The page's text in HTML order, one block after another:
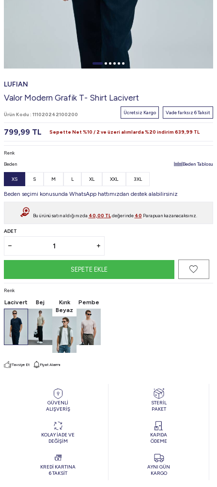
LUFIAN
Valor Modern Grafik T- Shirt Lacivert
Ürün Kodu : 111020242100200 Ücretsiz Kargo Vade farksız 6 Taksit
799,99 TL Sepette Net %10 / 2 ve üzeri alımlarda %20 indirim 639,99 TL
Renk
Beden Beden Tablosu
XS S M L XL XXL 3XL
Beden seçimi konusunda WhatsApp hattımızdan destek alabilirsiniz
Bu ürünü satın aldığınızda 40,00 TLdeğerinde 40 Parapuan kazanacaksınız.
ADET
SEPETE EKLE
Renk
Lacivert Bej
Kırık
Beyaz
Pembe
Tavsiye Et Fiyat Alarmı
GÜVENLİ
ALIŞVERİŞ
STERİL
PAKET
KOLAY İADE VE
DEĞİŞİM
KAPIDA
ÖDEME
KREDİ KARTINA
6 TAKSİT
AYNI GÜN
KARGO